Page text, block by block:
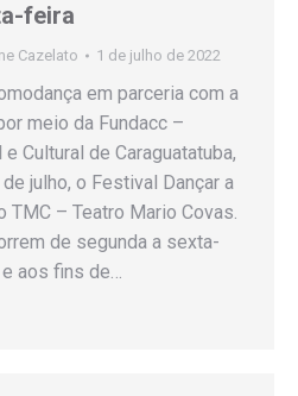
feira
Cazelato 1 de julho de 2022
em parceria com a
meio da Fundacc –
e Cultural de Caraguatatuba,
julho, o Festival Dançar a
TMC – Teatro Mario Covas.
de segunda a sexta-
aos fins de…